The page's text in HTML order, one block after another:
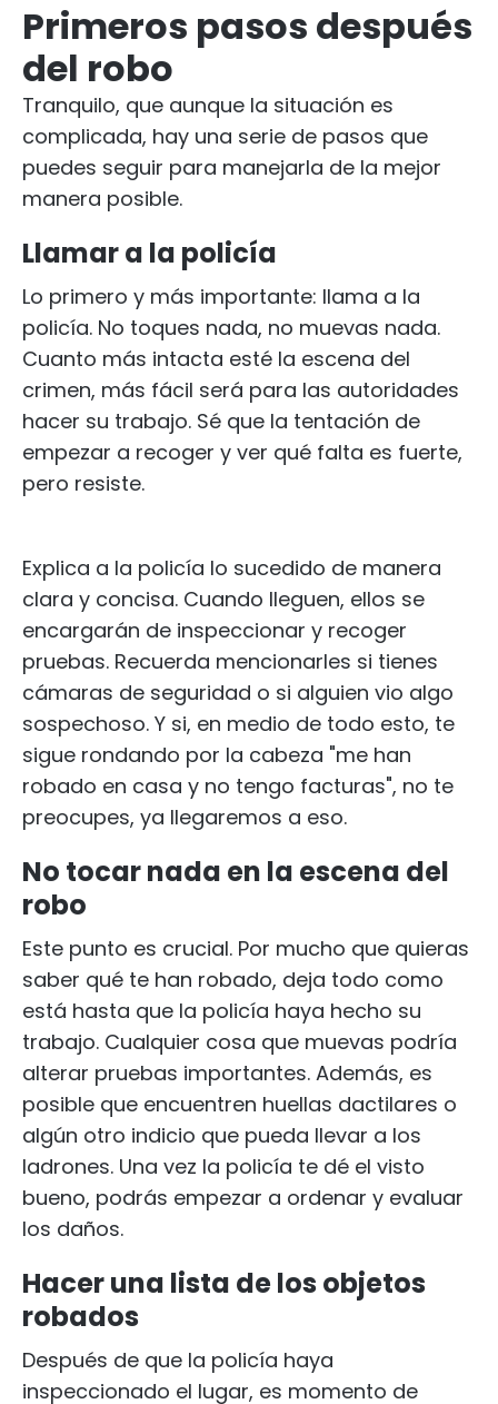
Primeros pasos después
del robo
Tranquilo, que aunque la situación es
complicada, hay una serie de pasos que
puedes seguir para manejarla de la mejor
manera posible.
Llamar a la policía
Lo primero y más importante: llama a la
policía. No toques nada, no muevas nada.
Cuanto más intacta esté la escena del
crimen, más fácil será para las autoridades
hacer su trabajo. Sé que la tentación de
empezar a recoger y ver qué falta es fuerte,
pero resiste.
Explica a la policía lo sucedido de manera
clara y concisa. Cuando lleguen, ellos se
encargarán de inspeccionar y recoger
pruebas. Recuerda mencionarles si tienes
cámaras de seguridad o si alguien vio algo
sospechoso. Y si, en medio de todo esto, te
sigue rondando por la cabeza "me han
robado en casa y no tengo facturas", no te
preocupes, ya llegaremos a eso.
No tocar nada en la escena del
robo
Este punto es crucial. Por mucho que quieras
saber qué te han robado, deja todo como
está hasta que la policía haya hecho su
trabajo. Cualquier cosa que muevas podría
alterar pruebas importantes. Además, es
posible que encuentren huellas dactilares o
algún otro indicio que pueda llevar a los
ladrones. Una vez la policía te dé el visto
bueno, podrás empezar a ordenar y evaluar
los daños.
Hacer una lista de los objetos
robados
Después de que la policía haya
inspeccionado el lugar, es momento de